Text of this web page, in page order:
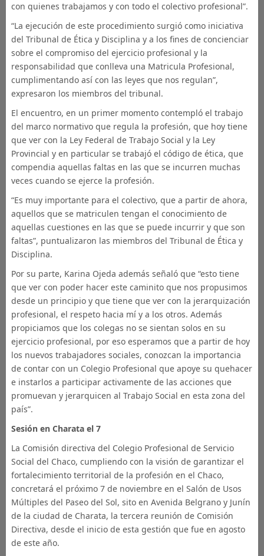
con quienes trabajamos y con todo el colectivo profesional”.
“La ejecución de este procedimiento surgió como iniciativa
del Tribunal de Ética y Disciplina y a los fines de concienciar
sobre el compromiso del ejercicio profesional y la
responsabilidad que conlleva una Matricula Profesional,
cumplimentando así con las leyes que nos regulan”,
expresaron los miembros del tribunal.
El encuentro, en un primer momento contempló el trabajo
del marco normativo que regula la profesión, que hoy tiene
que ver con la Ley Federal de Trabajo Social y la Ley
Provincial y en particular se trabajó el código de ética, que
compendia aquellas faltas en las que se incurren muchas
veces cuando se ejerce la profesión.
“Es muy importante para el colectivo, que a partir de ahora,
aquellos que se matriculen tengan el conocimiento de
aquellas cuestiones en las que se puede incurrir y que son
faltas”, puntualizaron las miembros del Tribunal de Ética y
Disciplina.
Por su parte, Karina Ojeda además señaló que “esto tiene
que ver con poder hacer este caminito que nos propusimos
desde un principio y que tiene que ver con la jerarquización
profesional, el respeto hacia mí y a los otros. Además
propiciamos que los colegas no se sientan solos en su
ejercicio profesional, por eso esperamos que a partir de hoy
los nuevos trabajadores sociales, conozcan la importancia
de contar con un Colegio Profesional que apoye su quehacer
e instarlos a participar activamente de las acciones que
promuevan y jerarquicen al Trabajo Social en esta zona del
país”.
Sesión en Charata el 7
La Comisión directiva del Colegio Profesional de Servicio
Social del Chaco, cumpliendo con la visión de garantizar el
fortalecimiento territorial de la profesión en el Chaco,
concretará el próximo 7 de noviembre en el Salón de Usos
Múltiples del Paseo del Sol, sito en Avenida Belgrano y Junín
de la ciudad de Charata, la tercera reunión de Comisión
Directiva, desde el inicio de esta gestión que fue en agosto
de este año.